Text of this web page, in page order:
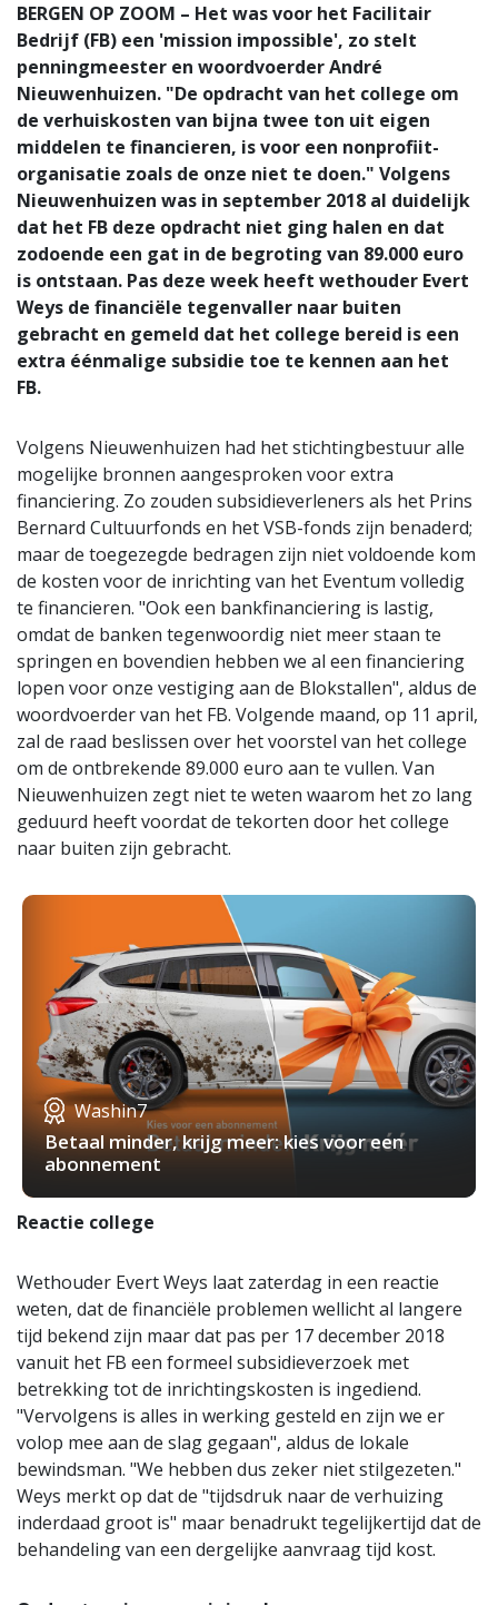
BERGEN OP ZOOM – Het was voor het Facilitair
Bedrijf (FB) een 'mission impossible', zo stelt
penningmeester en woordvoerder André
Nieuwenhuizen. "De opdracht van het college om
de verhuiskosten van bijna twee ton uit eigen
middelen te financieren, is voor een nonprofiit-
organisatie zoals de onze niet te doen." Volgens
Nieuwenhuizen was in september 2018 al duidelijk
dat het FB deze opdracht niet ging halen en dat
zodoende een gat in de begroting van 89.000 euro
is ontstaan. Pas deze week heeft wethouder Evert
Weys de financiële tegenvaller naar buiten
gebracht en gemeld dat het college bereid is een
extra éénmalige subsidie toe te kennen aan het
FB.
Volgens Nieuwenhuizen had het stichtingbestuur alle
mogelijke bronnen aangesproken voor extra
financiering. Zo zouden subsidieverleners als het Prins
Bernard Cultuurfonds en het VSB-fonds zijn benaderd;
maar de toegezegde bedragen zijn niet voldoende kom
de kosten voor de inrichting van het Eventum volledig
te financieren. "Ook een bankfinanciering is lastig,
omdat de banken tegenwoordig niet meer staan te
springen en bovendien hebben we al een financiering
lopen voor onze vestiging aan de Blokstallen", aldus de
woordvoerder van het FB. Volgende maand, op 11 april,
zal de raad beslissen over het voorstel van het college
om de ontbrekende 89.000 euro aan te vullen. Van
Nieuwenhuizen zegt niet te weten waarom het zo lang
geduurd heeft voordat de tekorten door het college
naar buiten zijn gebracht.
Washin7
Betaal minder, krijg meer: kies voor een
abonnement
Reactie college
Wethouder Evert Weys laat zaterdag in een reactie
weten, dat de financiële problemen wellicht al langere
tijd bekend zijn maar dat pas per 17 december 2018
vanuit het FB een formeel subsidieverzoek met
betrekking tot de inrichtingskosten is ingediend.
"Vervolgens is alles in werking gesteld en zijn we er
volop mee aan de slag gegaan", aldus de lokale
bewindsman. "We hebben dus zeker niet stilgezeten."
Weys merkt op dat de "tijdsdruk naar de verhuizing
inderdaad groot is" maar benadrukt tegelijkertijd dat de
behandeling van een dergelijke aanvraag tijd kost.